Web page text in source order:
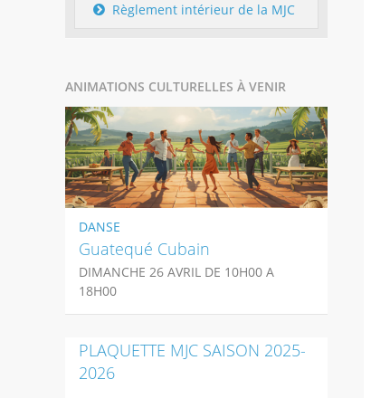
Règlement intérieur de la MJC
ANIMATIONS CULTURELLES À VENIR
DANSE
Guatequé Cubain
DIMANCHE 26 AVRIL DE 10H00 A
18H00
PLAQUETTE MJC SAISON 2025-
2026